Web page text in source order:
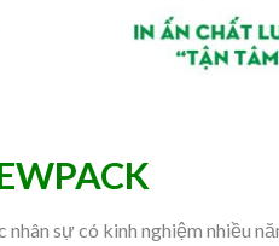
nhân sự có kinh nghiệm nhiều